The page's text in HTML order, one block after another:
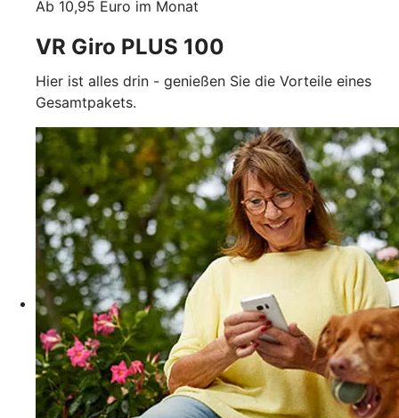
Ab 10,95 Euro im Monat
VR Giro PLUS 100
Hier ist alles drin - genießen Sie die Vorteile eines
Gesamtpakets.